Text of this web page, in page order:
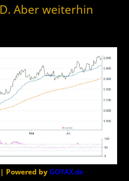
Aber weiterhin
Powered byGOYAX.de